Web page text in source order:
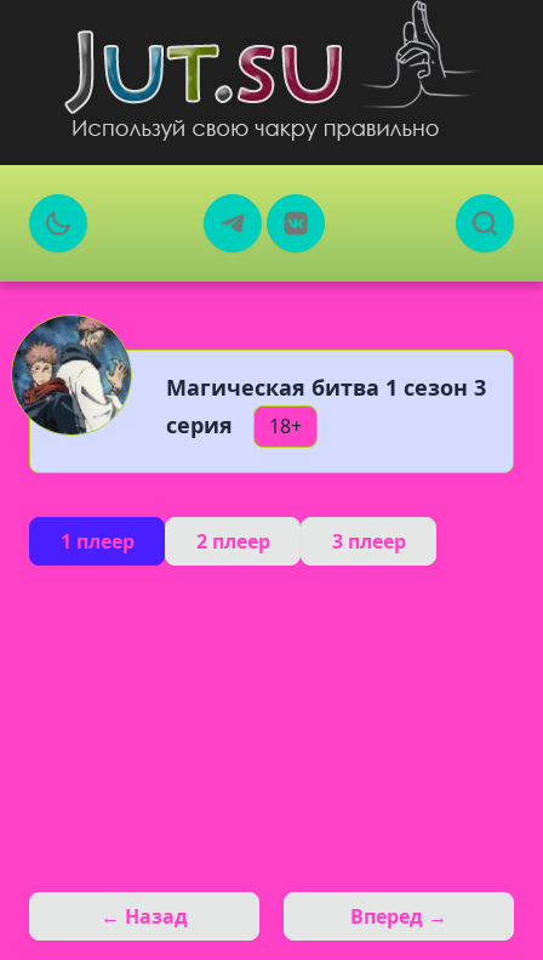
Магическая битва 1 сезон 3
серия
18+
1 плеер 2 плеер 3 плеер
← Назад Вперед →